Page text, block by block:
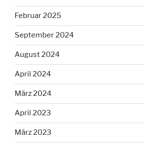
Februar 2025
September 2024
August 2024
April 2024
März 2024
April 2023
März 2023